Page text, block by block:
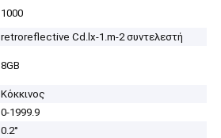
1000
retroreflective Cd.lx-1.m-2 συντελεστή
8GB
Κόκκινος
0-1999.9
0.2°